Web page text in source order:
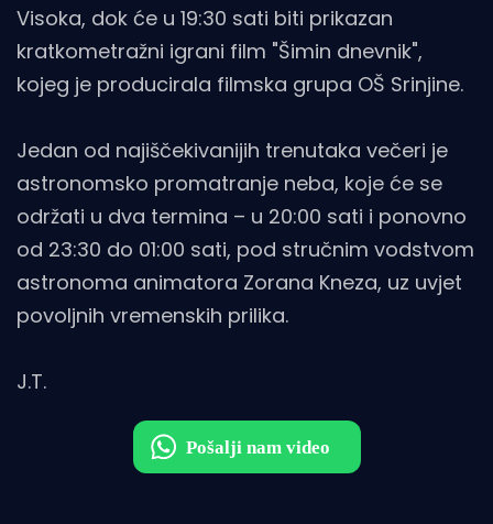
Visoka, dok će u 19:30 sati biti prikazan
kratkometražni igrani film "Šimin dnevnik",
kojeg je producirala filmska grupa OŠ Srinjine.
Jedan od najiščekivanijih trenutaka večeri je
astronomsko promatranje neba, koje će se
održati u dva termina – u 20:00 sati i ponovno
od 23:30 do 01:00 sati, pod stručnim vodstvom
astronoma animatora Zorana Kneza, uz uvjet
povoljnih vremenskih prilika.
J.T.